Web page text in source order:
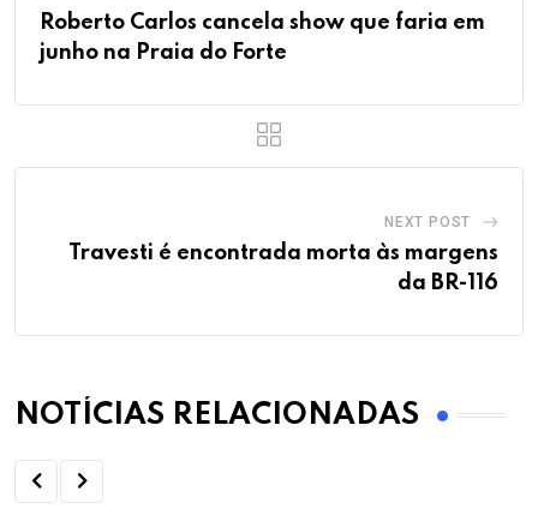
Roberto Carlos cancela show que faria em
junho na Praia do Forte
NEXT POST
Travesti é encontrada morta às margens
da BR-116
NOTÍCIAS RELACIONADAS